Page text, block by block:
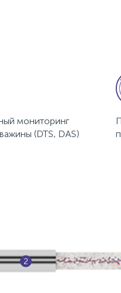
мониторинг
(DTS, DAS)
2